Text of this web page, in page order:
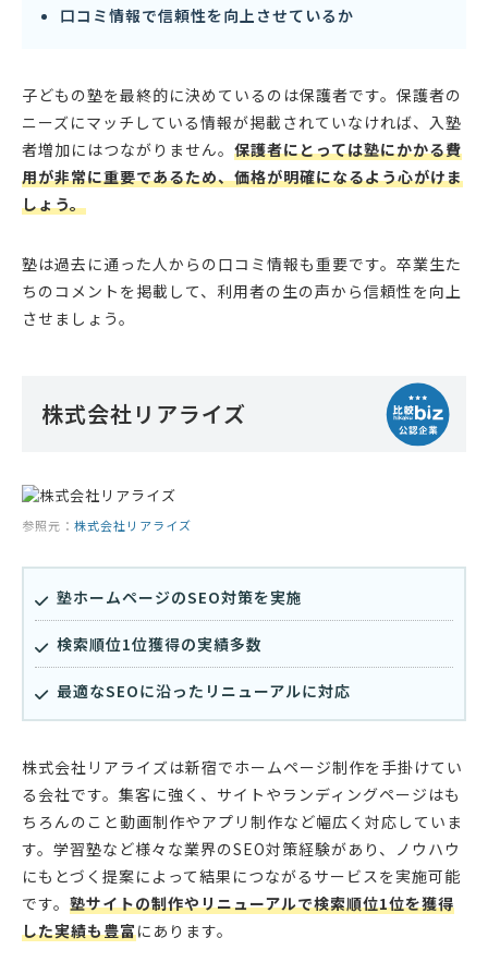
口コミ情報で信頼性を向上させているか
子どもの塾を最終的に決めているのは保護者です。保護者の
ニーズにマッチしている情報が掲載されていなければ、入塾
者増加にはつながりません。 保護者にとっては塾にかかる費
用が非常に重要であるため、価格が明確になるよう心がけま
しょう。
塾は過去に通った人からの口コミ情報も重要です。卒業生た
ちのコメントを掲載して、利用者の生の声から信頼性を向上
させましょう。
株式会社リアライズ
参照元： 株式会社リアライズ
塾ホームページのSEO対策を実施
検索順位1位獲得の実績多数
最適なSEOに沿ったリニューアルに対応
株式会社リアライズは新宿でホームページ制作を手掛けてい
る会社です。集客に強く、サイトやランディングページはも
ちろんのこと動画制作やアプリ制作など幅広く対応していま
す。学習塾など様々な業界のSEO対策経験があり、ノウハウ
にもとづく提案によって結果につながるサービスを実施可能
です。 塾サイトの制作やリニューアルで検索順位1位を獲得
した実績も豊富にあります。